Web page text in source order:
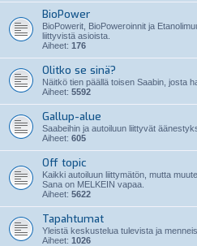
BioPower
BioPowerit, BioPoweroinnit ja
liittyvistä asioista.
Aiheet: 176
Olitko se sinä?
Näitkö tien päällä toisen Saabin, josta
Aiheet: 5592
Gallup-alue
Saabeihin ja autoiluun liittyvät
Aiheet: 605
Off topic
Kaikki autoiluun liittymätön, mutta
Sana on MELKEIN vapaa.
Aiheet: 5622
Tapahtumat
Yleistä keskustelua tulevista ja
Aiheet: 1026